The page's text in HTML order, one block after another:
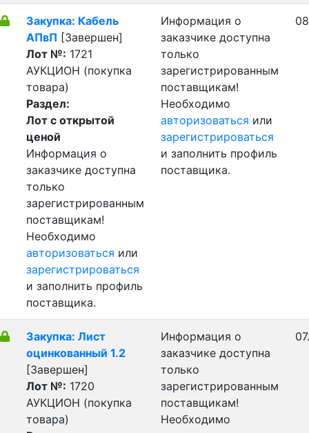
Закупка: Кабель
АПвП [Завершен]
Лот №: 1721
АУКЦИОН (покупка
товара)
Раздел:
Лот с открытой
ценой
Информация о
заказчике доступна
только
зарегистрированным
поставщикам!
Необходимо
авторизоваться или
зарегистрироваться
и заполнить профиль
поставщика.
Информация о
заказчике доступна
только
зарегистрированным
поставщикам!
Необходимо
авторизоваться или
зарегистрироваться
и заполнить профиль
поставщика.
Закупка: Лист
оцинкованный 1.2
[Завершен]
Лот №: 1720
АУКЦИОН (покупка
товара)
Информация о
заказчике доступна
только
зарегистрированным
поставщикам!
Необходимо